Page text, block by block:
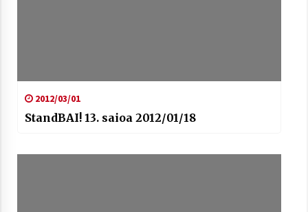
2012/03/01
StandBAI! 13. saioa 2012/01/18